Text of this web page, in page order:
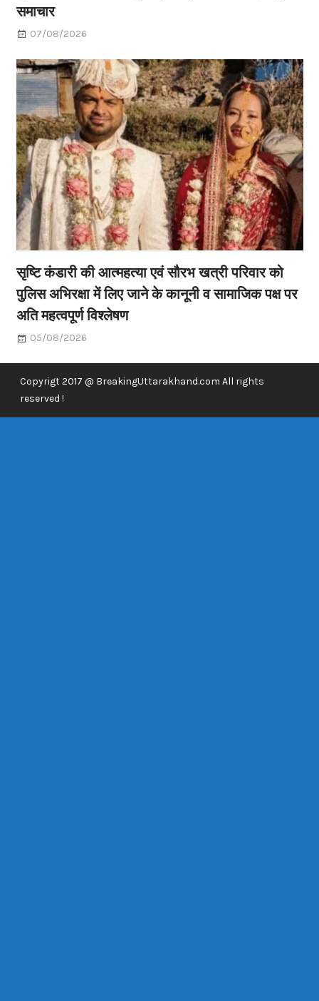
समाचार
07/08/2026
सृष्टि कंडारी की आत्महत्या एवं सौरभ खत्री परिवार को
पुलिस अभिरक्षा में लिए जाने के कानूनी व सामाजिक पक्ष पर
अति महत्वपूर्ण विश्लेषण
05/08/2026
Copyrigt 2017 @ BreakingUttarakhand.com All rights
reserved !